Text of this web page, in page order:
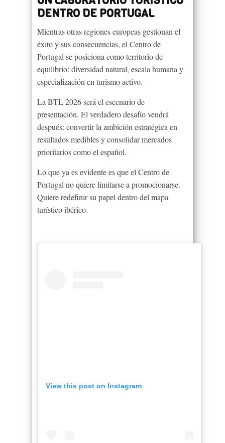
DENTRO DE PORTUGAL
Mientras otras regiones europeas gestionan el
éxito y sus consecuencias, el Centro de
Portugal se posiciona como territorio de
equilibrio: diversidad natural, escala humana y
especialización en turismo activo.
La BTL 2026 será el escenario de
presentación. El verdadero desafío vendrá
después: convertir la ambición estratégica en
resultados medibles y consolidar mercados
prioritarios como el español.
Lo que ya es evidente es que el Centro de
Portugal no quiere limitarse a promocionarse.
Quiere redefinir su papel dentro del mapa
turístico ibérico.
View this post on Instagram